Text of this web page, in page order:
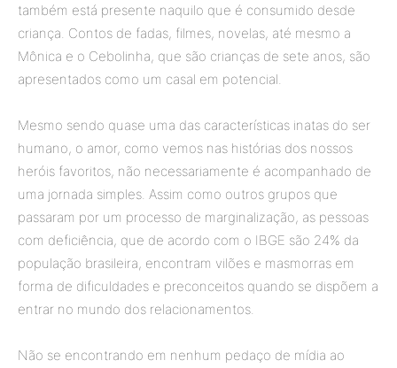
também está presente naquilo que é consumido desde
criança. Contos de fadas, filmes, novelas, até mesmo a
Mônica e o Cebolinha, que são crianças de sete anos, são
apresentados como um casal em potencial.
Mesmo sendo quase uma das características inatas do ser
humano, o amor, como vemos nas histórias dos nossos
heróis favoritos, não necessariamente é acompanhado de
uma jornada simples. Assim como outros grupos que
passaram por um processo de marginalização, as pessoas
com deficiência, que de acordo com o IBGE são 24% da
população brasileira, encontram vilões e masmorras em
forma de dificuldades e preconceitos quando se dispõem a
entrar no mundo dos relacionamentos.
Não se encontrando em nenhum pedaço de mídia ao